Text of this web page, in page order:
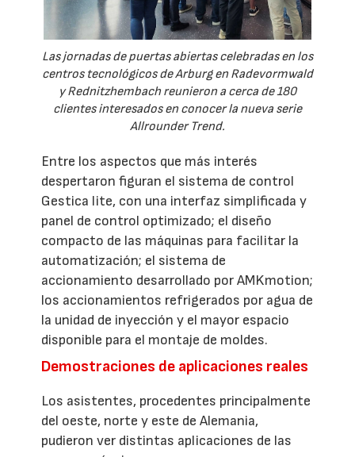
Las jornadas de puertas abiertas celebradas en los
centros tecnológicos de Arburg en Radevormwald
y Rednitzhembach reunieron a cerca de 180
clientes interesados en conocer la nueva serie
Allrounder Trend.
Entre los aspectos que más interés
despertaron figuran el sistema de control
Gestica lite, con una interfaz simplificada y
panel de control optimizado; el diseño
compacto de las máquinas para facilitar la
automatización; el sistema de
accionamiento desarrollado por AMKmotion;
los accionamientos refrigerados por agua de
la unidad de inyección y el mayor espacio
disponible para el montaje de moldes.
Demostraciones de aplicaciones reales
Los asistentes, procedentes principalmente
del oeste, norte y este de Alemania,
pudieron ver distintas aplicaciones de las